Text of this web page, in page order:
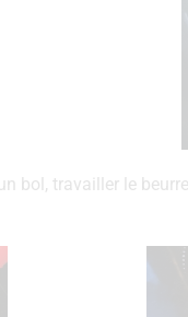
bol, travailler le